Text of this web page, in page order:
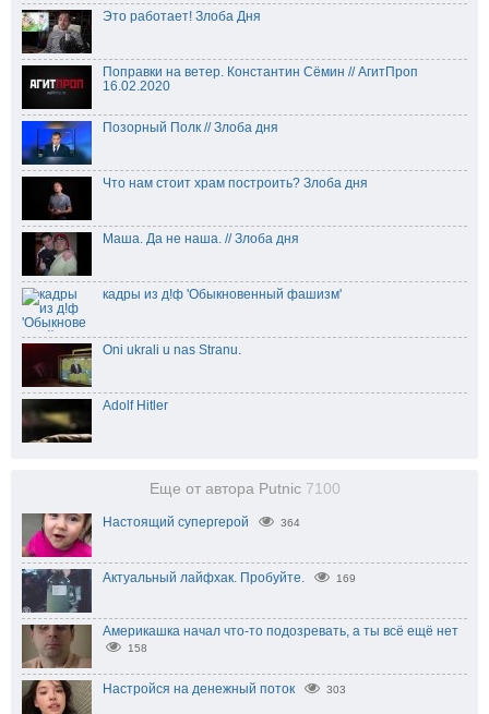
Это работает! Злоба Дня
Поправки на ветер. Константин Сёмин // АгитПроп
16.02.2020
Позорный Полк // Злоба дня
Что нам стоит храм построить? Злоба дня
Маша. Да не наша. // Злоба дня
кадры из д!ф 'Обыкновенный фашизм'
Oni ukrali u nas Stranu.
Adolf Hitler
Еще от автора Putnic 7100
Настоящий супергерой 364
Актуальный лайфхак. Пробуйте. 169
Америкашка начал что-то подозревать, а ты всё ещё нет
158
Настройся на денежный поток 303